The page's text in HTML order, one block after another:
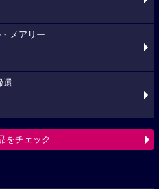
メアリー
還
をチェック